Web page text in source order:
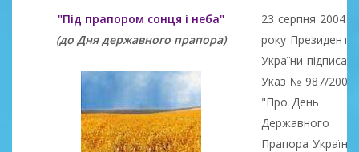
"Під прапором сонця і неба"
(до Дня державного прапора)
23 серпня 2004
року Президент
України підписав
Указ № 987/2004
"Про День
Державного
Прапора